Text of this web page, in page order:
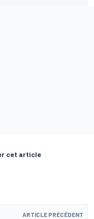
cet article
ARTICLE PRÉCÉDENT